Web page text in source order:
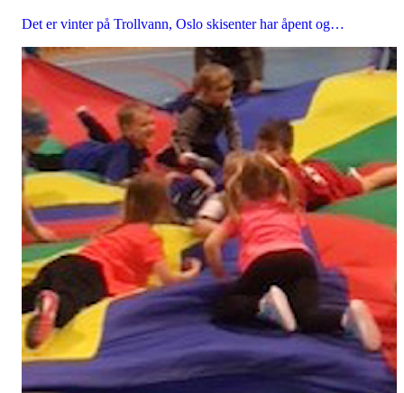
Det er vinter på Trollvann, Oslo skisenter har åpent og…